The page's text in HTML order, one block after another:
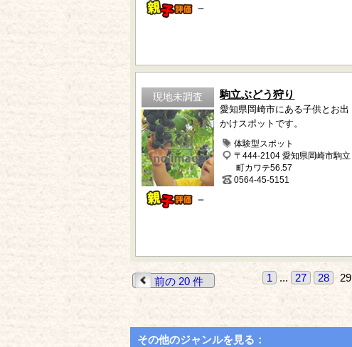
－
現地未調査
－
駒立ぶどう狩り
愛知県岡崎市にある子供とお出
かけスポットです。
体験型スポット
〒444-2104 愛知県岡崎市駒立
町カワテ56.57
0564-45-5151
前の 20 件 1 ... 27 28 29
その他のジャンルを見る：